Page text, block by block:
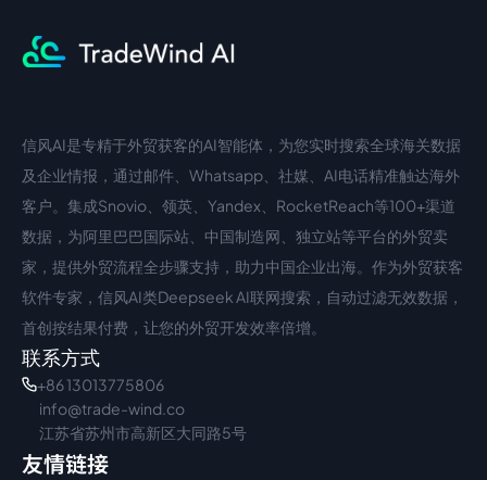
中文入口
信风AI是专精于外贸获客的AI智能体，为您实时搜索全球海关数据
及企业情报，通过邮件、Whatsapp、社媒、AI电话精准触达海外
客户。集成Snovio、领英、Yandex、RocketReach等100+渠道
数据，为阿里巴巴国际站、中国制造网、独立站等平台的外贸卖
家，提供外贸流程全步骤支持，助力中国企业出海。作为外贸获客
软件专家，信风AI类Deepseek AI联网搜索，自动过滤无效数据，
首创按结果付费，让您的外贸开发效率倍增。
联系方式
+86 13013775806
info@trade-wind.co
江苏省苏州市高新区大同路5号
友情链接